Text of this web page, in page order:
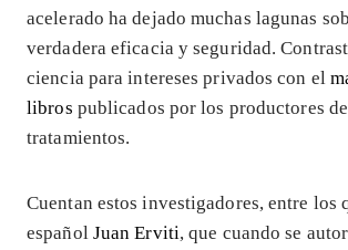
acelerado ha dejado muchas lagunas
verdadera eficacia y seguridad.
ciencia para intereses privados con el
libros publicados por los productores
tratamientos.
Cuentan estos investigadores, entre los
español Juan Erviti, que cuando se